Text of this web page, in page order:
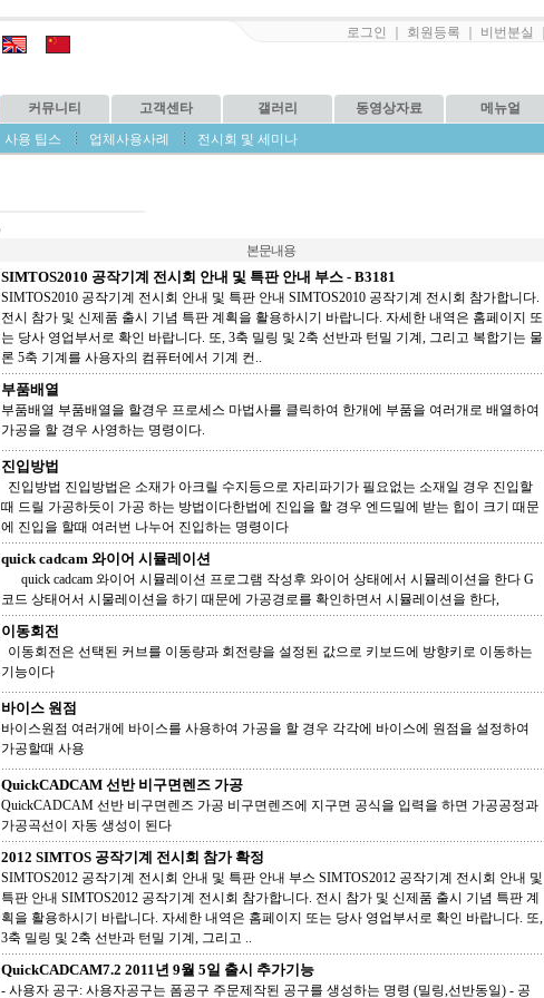
로그인 회원등록 비번분실
커뮤니티 고객센타 갤러리 동영상자료
메뉴얼
사용 팁스 업체사용사례 전시회 및 세미나
본문내용
SIMTOS2010 공작기계 전시회 안내 및 특판 안내 부스 - B3181
SIMTOS2010 공작기계 전시회 안내 및 특판 안내 SIMTOS2010 공작기계 전시회 참가합니다.
전시 참가 및 신제품 출시 기념 특판 계획을 활용하시기 바랍니다. 자세한 내역은 홈페이지 또
는 당사 영업부서로 확인 바랍니다. 또, 3축 밀링 및 2축 선반과 턴밀 기계, 그리고 복합기는 물
론 5축 기계를 사용자의 컴퓨터에서 기계 컨..
부품배열
부품배열 부품배열을 할경우 프로세스 마법사를 클릭하여 한개에 부품을 여러개로 배열하여
가공을 할 경우 사영하는 명령이다.
진입방법
진입방법 진입방법은 소재가 아크릴 수지등으로 자리파기가 필요없는 소재일 경우 진입할
때 드릴 가공하듯이 가공 하는 방법이다한법에 진입을 할 경우 엔드밀에 받는 힙이 크기 때문
에 진입을 할때 여러번 나누어 진입하는 명령이다
quick cadcam 와이어 시뮬레이션
quick cadcam 와이어 시뮬레이션 프로그램 작성후 와이어 상태에서 시뮬레이션을 한다 G
코드 상태어서 시물레이션을 하기 때문에 가공경로를 확인하면서 시뮬레이션을 한다,
이동회전
이동회전은 선택된 커브를 이동량과 회전량을 설정된 값으로 키보드에 방향키로 이동하는
기능이다
바이스 원점
바이스원점 여러개에 바이스를 사용하여 가공을 할 경우 각각에 바이스에 원점을 설정하여
가공할때 사용
QuickCADCAM 선반 비구면렌즈 가공
QuickCADCAM 선반 비구면렌즈 가공 비구면렌즈에 지구면 공식을 입력을 하면 가공공정과
가공곡선이 자동 생성이 된다
2012 SIMTOS 공작기계 전시회 참가 확정
SIMTOS2012 공작기계 전시회 안내 및 특판 안내 부스 SIMTOS2012 공작기계 전시회 안내 및
특판 안내 SIMTOS2012 공작기계 전시회 참가합니다. 전시 참가 및 신제품 출시 기념 특판 계
획을 활용하시기 바랍니다. 자세한 내역은 홈페이지 또는 당사 영업부서로 확인 바랍니다. 또,
3축 밀링 및 2축 선반과 턴밀 기계, 그리고 ..
QuickCADCAM7.2 2011년 9월 5일 출시 추가기능
- 사용자 공구: 사용자공구는 폼공구 주문제작된 공구를 생성하는 명령 (밀링,선반동일) - 공